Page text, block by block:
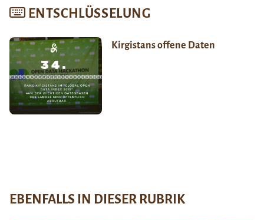
ENTSCHLÜSSELUNG
Kirgistans offene Daten
EBENFALLS IN DIESER RUBRIK